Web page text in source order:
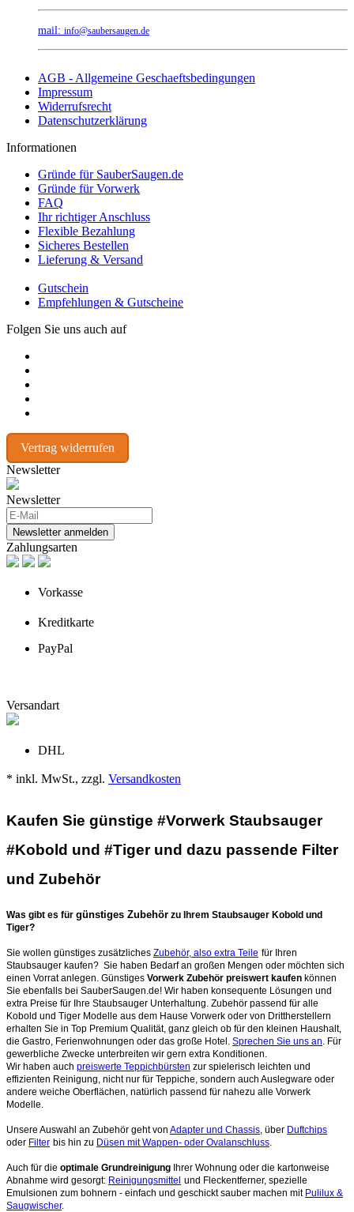
mail: info@saubersaugen.de
AGB - Allgemeine Geschaeftsbedingungen
Impressum
Widerrufsrecht
Datenschutzerklärung
Informationen
Gründe für SauberSaugen.de
Gründe für Vorwerk
FAQ
Ihr richtiger Anschluss
Flexible Bezahlung
Sicheres Bestellen
Lieferung & Versand
Gutschein
Empfehlungen & Gutscheine
Folgen Sie uns auch auf
Vertrag widerrufen
Newsletter
Newsletter
Newsletter anmelden
Zahlungsarten
Vorkasse
Kreditkarte
PayPal
Versandart
DHL
* inkl. MwSt., zzgl. Versandkosten
Kaufen Sie günstige #Vorwerk Staubsauger
#Kobold und #Tiger und dazu passende Filter
und Zubehör
Was gibt es für günstiges Zubehör zu Ihrem Staubsauger Kobold und
Tiger?
Sie wollen günstiges zusätzliches Zubehör, also extra Teile für Ihren
Staubsauger kaufen? Sie haben Bedarf an großen Mengen oder möchten sich
einen Vorrat anlegen. Günstiges Vorwerk Zubehör preiswert kaufen können
Sie ebenfalls bei SauberSaugen.de! Wir haben konsequente Lösungen und
extra Preise für Ihre Staubsauger Unterhaltung. Zubehör passend für alle
Kobold und Tiger Modelle aus dem Hause Vorwerk oder von Drittherstellern
erhalten Sie in Top Premium Qualität, ganz gleich ob für den kleinen Haushalt,
die Gastro, Ferienwohnungen oder das große Hotel. Sprechen Sie uns an . Für
gewerbliche Zwecke unterbreiten wir gern extra Konditionen.
Wir haben auch preiswerte Teppichbürsten zur spielerisch leichten und
effizienten Reinigung, nicht nur für Teppiche, sondern auch Auslegware oder
andere weiche Oberflächen, natürlich passend für nahezu alle Vorwerk
Modelle.
Unsere Auswahl an Zubehör geht von Adapter und Chassis , über Duftchips
oder Filter bis hin zu Düsen mit Wappen- oder Ovalanschluss
Auch für die optimale Grundreinigung Ihrer Wohnung oder die kartonweise
Abnahme wird gesorgt: Reinigungsmittel und Fleckentferner, spezielle
Emulsionen zum bohnern - einfach und geschickt sauber machen mit Pulilux &
Saugwischer.